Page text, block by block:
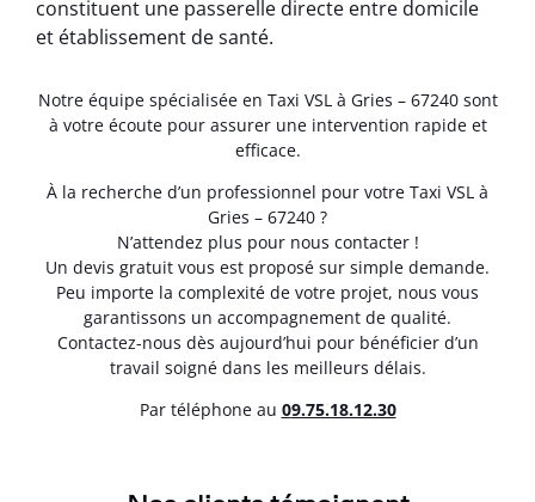
constituent une passerelle directe entre domicile
et établissement de santé.
Notre équipe spécialisée en Taxi VSL à Gries – 67240 sont
à votre écoute pour assurer une intervention rapide et
efficace.
À la recherche d’un professionnel pour votre Taxi VSL à
Gries – 67240 ?
N’attendez plus pour nous contacter !
Un devis gratuit vous est proposé sur simple demande.
Peu importe la complexité de votre projet, nous vous
garantissons un accompagnement de qualité.
Contactez-nous dès aujourd’hui pour bénéficier d’un
travail soigné dans les meilleurs délais.
Par téléphone au 09.75.18.12.30